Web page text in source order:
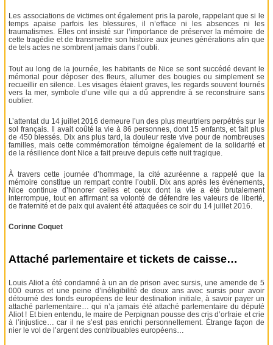
Les associations de victimes ont également pris la parole, rappelant que si le
temps apaise parfois les blessures, il n’efface ni les absences ni les
traumatismes. Elles ont insisté sur l’importance de préserver la mémoire de
cette tragédie et de transmettre son histoire aux jeunes générations afin que
de tels actes ne sombrent jamais dans l’oubli.
Tout au long de la journée, les habitants de Nice se sont succédé devant le
mémorial pour déposer des fleurs, allumer des bougies ou simplement se
recueillir en silence. Les visages étaient graves, les regards souvent tournés
vers la mer, symbole d’une ville qui a dû apprendre à se reconstruire sans
oublier.
L’attentat du 14 juillet 2016 demeure l’un des plus meurtriers perpétrés sur le
sol français. Il avait coûté la vie à 86 personnes, dont 15 enfants, et fait plus
de 450 blessés. Dix ans plus tard, la douleur reste vive pour de nombreuses
familles, mais cette commémoration témoigne également de la solidarité et
de la résilience dont Nice a fait preuve depuis cette nuit tragique.
À travers cette journée d’hommage, la cité azuréenne a rappelé que la
mémoire constitue un rempart contre l’oubli. Dix ans après les événements,
Nice continue d’honorer celles et ceux dont la vie a été brutalement
interrompue, tout en affirmant sa volonté de défendre les valeurs de liberté,
de fraternité et de paix qui avaient été attaquées ce soir du 14 juillet 2016.
Corinne Coquet
Attaché parlementaire et tickets de caisse…
Louis Aliot a été condamné à un an de prison avec sursis, une amende de 5
000 euros et une peine d’inéligibilité de deux ans avec sursis pour avoir
détourné des fonds européens de leur destination initiale, à savoir payer un
attaché parlementaire… qui n’a jamais été attaché parlementaire du député
Aliot ! Et bien entendu, le maire de Perpignan pousse des cris d’orfraie et crie
à l’injustice… car il ne s’est pas enrichi personnellement. Étrange façon de
nier le vol de l’argent des contribuables européens…